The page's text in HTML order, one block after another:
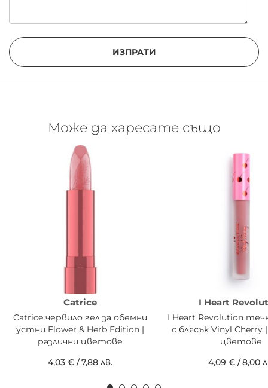
ИЗПРАТИ
Може да харесате също
Catrice
Catrice червило гел за обемни
устни Flower & Herb Edition |
различни цветове
4,03 € /7,88 лв.
I Heart
I Heart Revolution
с блясък Vinyl Cherry
цветове
4,09 €/8,00